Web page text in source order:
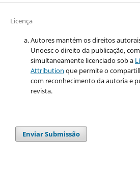
Licença
Autores mantém os direitos
Unoesc o direito da publicação,
simultaneamente licenciado sob a
Attribution que permite o
com reconhecimento da autoria e
revista.
Enviar Submissão